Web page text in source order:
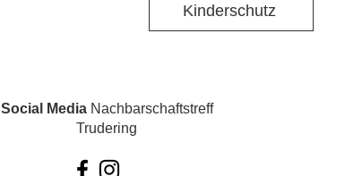
Kinderschutz
Social MediaNachbarschaftstreff
Trudering